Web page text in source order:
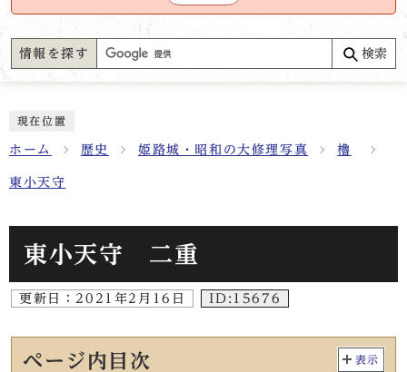
情報を探す 検索
現在位置
ホーム 歴史 姫路城・昭和の大修理写真 櫓
東小天守
東小天守 二重
更新日： 2021年2月16日 ID:15676
ページ内目次 表示